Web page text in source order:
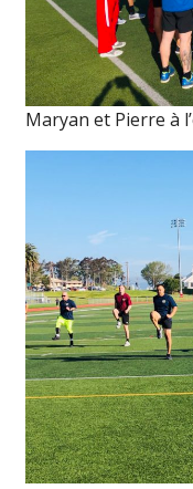
Maryan et Pierre à